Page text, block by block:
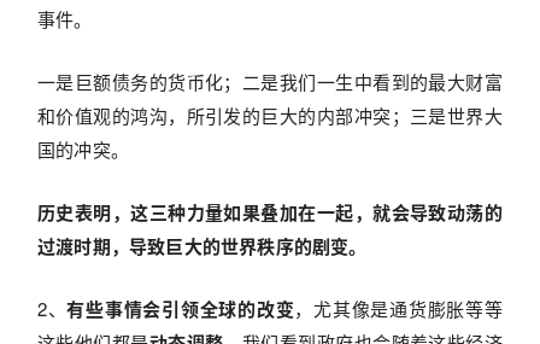
事件。
一是巨额债务的货币化；二是我们一生中看到的最大财富
和价值观的鸿沟，所引发的巨大的内部冲突；三是世界大
国的冲突。
历史表明，这三种力量如果叠加在一起，就会导致动荡的
过渡时期，导致巨大的世界秩序的剧变。
2、有些事情会引领全球的改变，尤其像是通货膨胀等等